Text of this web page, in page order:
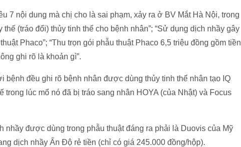
7 nội dung mà chị cho là sai phạm, xảy ra ở BV Mắt Hà Nội, trong
(tráo đổi) thủy tinh thể cho bệnh nhân”; “Sử dụng dịch nhầy gây
Phaco”; “Thu trọn gói phẫu thuật Phaco 6,5 triệu đồng gồm tiền
ghi rõ là khoản gì”.
bệnh đều ghi rõ bệnh nhân được dùng thủy tinh thể nhân tạo IQ
trong lúc mổ nó đã bị tráo sang nhân HOYA (của Nhật) và Focus
nhầy được dùng trong phẫu thuật đáng ra phải là Duovis của Mỹ
dịch nhầy Ấn Độ rẻ tiền (chỉ có giá 245.000 đồng/hộp).